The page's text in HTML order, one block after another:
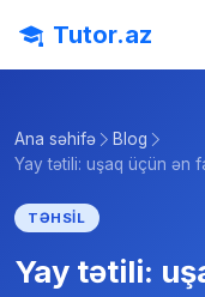
Tutor.az
Ana səhifə
Blog
Yay tətili: uşaq üçün ən
TƏHSIL
Yay tətili: